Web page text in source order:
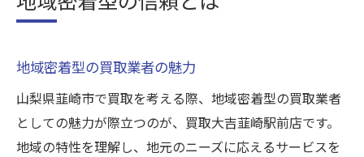
地域密着型の買取業者の魅力
山梨県韮崎市で買取を考える際、地域密着型の買取業者
としての魅力が際立つのが、買取大吉韮崎駅前店です。
地域の特性を理解し、地元のニーズに応えるサービスを